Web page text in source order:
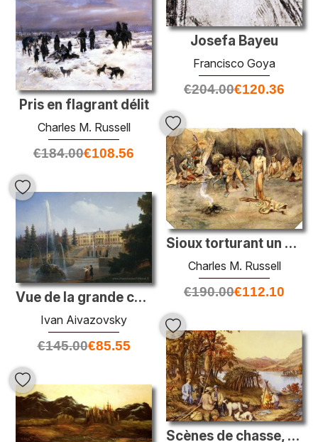
Josefa Bayeu
Francisco Goya
€204.00€120.36
Pris en flagrant délit
Charles M. Russell
€184.00€108.56
Sioux torturant un Blackfoot Brave
Charles M. Russell
€190.00€112.10
Vue de la grande cascade à Petergof et du grand palais de Peterg
Ivan Aivazovsky
€145.00€85.55
Scènes de chasse, de pêche et de forêt